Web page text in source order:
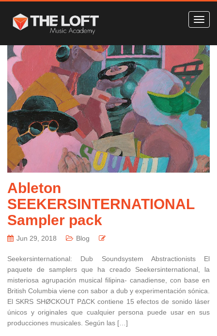
Ableton
SEEKERSINTERNATIONAL
Sampler pack
Jun 29, 2018 Blog
Seekersinternational: Dub Soundsystem Abstractionists El
paquete de samplers que ha creado Seekersinternational, la
misteriosa agrupación musical filipina- canadiense, con base en
British Columbia viene con sabor a dub y experimentación sónica.
El SKRS SHØCKOUT PΔCK contiene 15 efectos de sonido láser
únicos y originales que cualquier persona puede usar en sus
producciones musicales. Según las […]